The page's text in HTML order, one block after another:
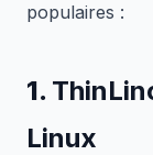
populaires :
1.
Linux